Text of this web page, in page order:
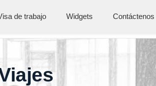
de trabajo Widgets Contáctenos